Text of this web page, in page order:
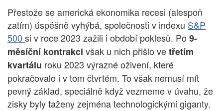
Přestože se americká ekonomika recesi (alespoň
zatím) úspěšně vyhýbá, společnosti v indexu S&P
500 si v roce 2023 zažili i období poklesů. Po 9-
měsíční kontrakci však u nich přišlo vetřetím
kvartálu roku 2023 výrazné oživení, které
pokračovalo i v tom čtvrtém. To však nemusí mít
pevný základ, speciálně když vezmeme v úvahu, že
zisky byly taženy zejména technologickými giganty.